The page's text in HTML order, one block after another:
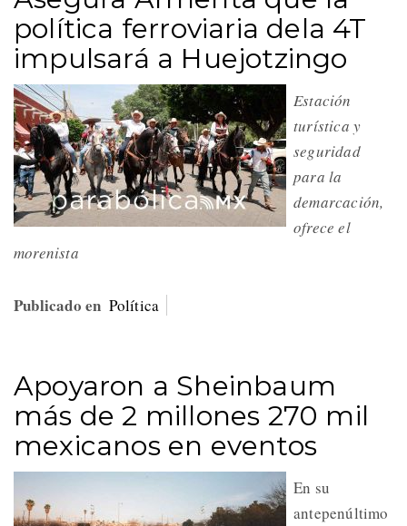
política ferroviaria dela 4T
impulsará a Huejotzingo
Estación
turística y
seguridad
para la
demarcación,
ofrece el
morenista
Publicado en Política
Apoyaron a Sheinbaum
más de 2 millones 270 mil
mexicanos en eventos
En su
antepenúltimo